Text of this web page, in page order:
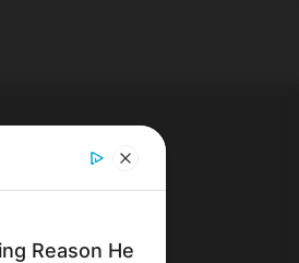
Blog пирамида
Reason He